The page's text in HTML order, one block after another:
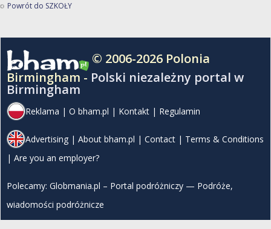
Powrót do SZKOŁY
© 2006-2026 Polonia
Birmingham - Polski niezależny portal w
Birmingham
Reklama | O bham.pl | Kontakt | Regulamin
Advertising | About bham.pl | Contact | Terms & Conditions
| Are you an employer?
Polecamy: Globmania.pl – Portal podróżniczy — Podróże,
wiadomości podróżnicze